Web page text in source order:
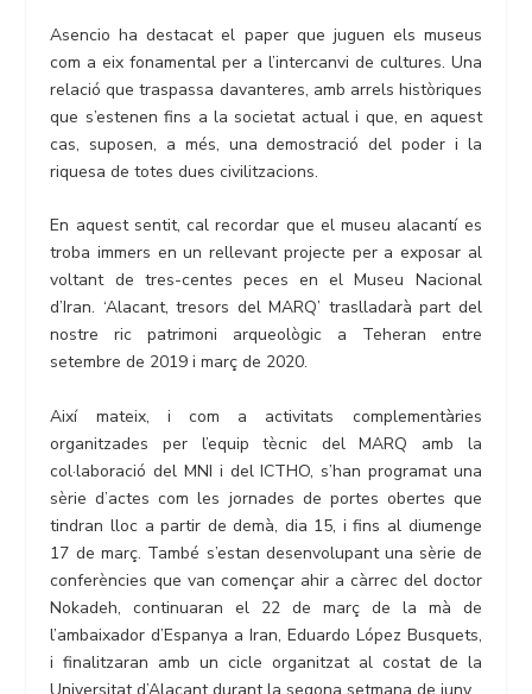
Asencio ha destacat el paper que juguen els museus
com a eix fonamental per a l’intercanvi de cultures. Una
relació que traspassa davanteres, amb arrels històriques
que s’estenen fins a la societat actual i que, en aquest
cas, suposen, a més, una demostració del poder i la
riquesa de totes dues civilitzacions.
En aquest sentit, cal recordar que el museu alacantí es
troba immers en un rellevant projecte per a exposar al
voltant de tres-centes peces en el Museu Nacional
d’Iran. ‘Alacant, tresors del MARQ’ traslladarà part del
nostre ric patrimoni arqueològic a Teheran entre
setembre de 2019 i març de 2020.
Així mateix, i com a activitats complementàries
organitzades per l’equip tècnic del MARQ amb la
col·laboració del MNI i del ICTHO, s’han programat una
sèrie d’actes com les jornades de portes obertes que
tindran lloc a partir de demà, dia 15, i fins al diumenge
17 de març. També s’estan desenvolupant una sèrie de
conferències que van començar ahir a càrrec del doctor
Nokadeh, continuaran el 22 de març de la mà de
l’ambaixador d’Espanya a Iran, Eduardo López Busquets,
i finalitzaran amb un cicle organitzat al costat de la